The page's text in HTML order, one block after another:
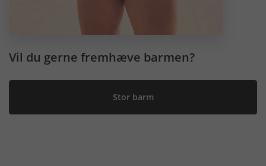
Vil du gerne fremhæve barmen?
Stor barm